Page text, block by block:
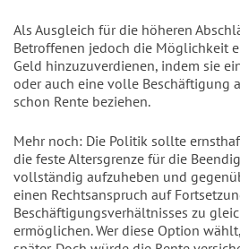
Als Ausgleich für die höheren
Betroffenen jedoch die Möglichkeit
Geld hinzuzuverdienen, indem sie
oder auch eine volle Beschäftigung
schon Rente beziehen.
Mehr noch: Die Politik sollte
die feste Altersgrenze für die
vollständig aufzuheben und
einen Rechtsanspruch auf
Beschäftigungsverhältnisses zu
ermöglichen. Wer diese Option